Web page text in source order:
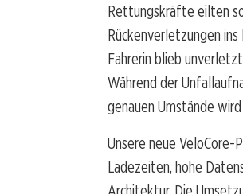
Rettungskräfte eilten
Rückenverletzungen
Fahrerin blieb
Während der
genauen Umstände
Unsere neue
Ladezeiten, hohe